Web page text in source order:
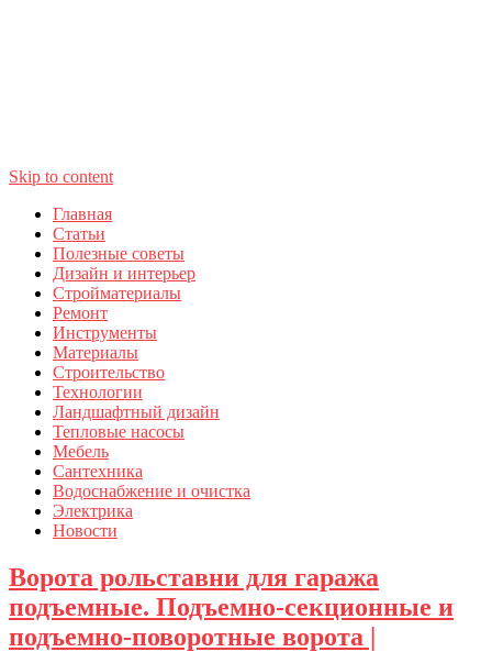
Skip to content
Главная
Статьи
Полезные советы
Дизайн и интерьер
Стройматериалы
Ремонт
Инструменты
Материалы
Строительство
Технологии
Ландшафтный дизайн
Тепловые насосы
Мебель
Сантехника
Водоснабжение и очистка
Электрика
Новости
Ворота рольставни для гаража
подъемные. Подъемно-секционные и
подъемно-поворотные ворота |